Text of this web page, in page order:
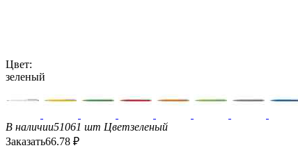
Цвет:
зеленый
В наличии51061 шт Цветзеленый
Заказать66.78 ₽